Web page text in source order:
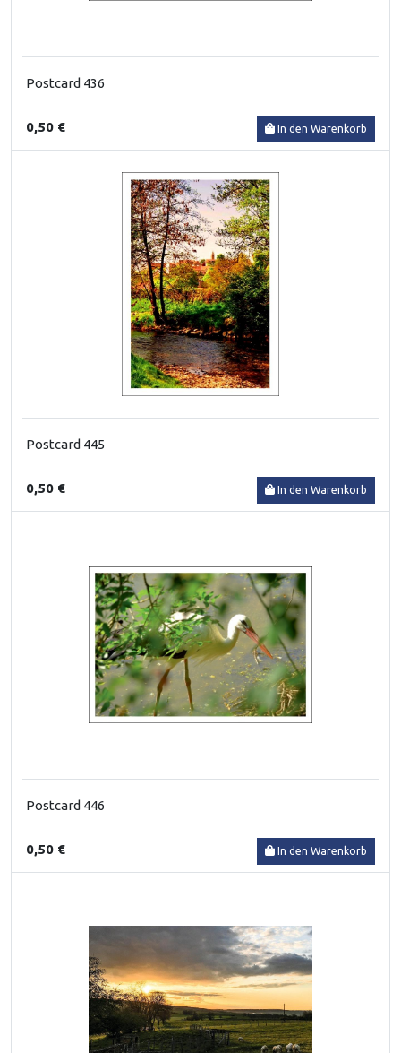
Postcard 436
0,50 € In den Warenkorb
Postcard 445
0,50 € In den Warenkorb
Postcard 446
0,50 € In den Warenkorb